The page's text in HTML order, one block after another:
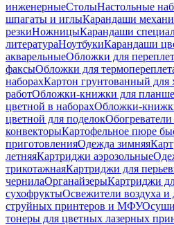
инженерныеСтолыНастольные
шпагаты и иглыКарандаши
резкиНожницыКарандаши
литератураНоутбукиКарандаши
акварельныеОбложки для
факсыОбложки для
наборахКартон грунтованный для
работОбложки-книжки для
цветной в наборахОбложки-
цветной для поделок
конвекторыКартофельное пюре
приготовленияОдежда зимняя
летняяКартриджи аэрозольные
трикотажнаяКартриджи для
чернилаОрганайзерыКартриджи
сухофруктыОсвежители воздуха и
струйных принтеров и МФУ
тонеры для цветных лазерных